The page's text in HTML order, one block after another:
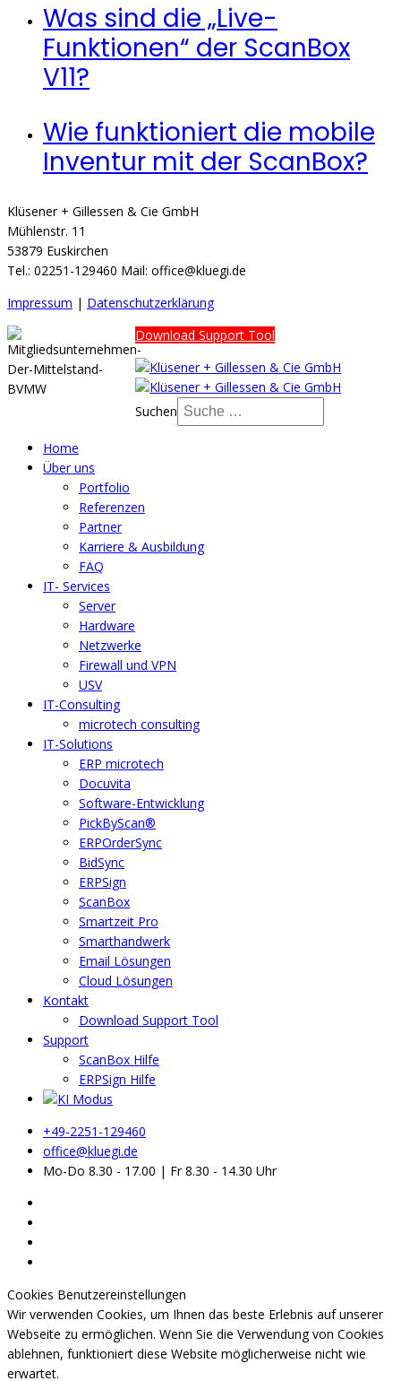
Was sind die „Live-
Funktionen“ der ScanBox
V11?
Wie funktioniert die mobile
Inventur mit der ScanBox?
Klüsener + Gillessen & Cie GmbH
Mühlenstr. 11
53879 Euskirchen
Tel.: 02251-129460 Mail: office@kluegi.de
Impressum | Datenschutzerklärung
Download Support Tool
Suchen
Home
Über uns
Portfolio
Referenzen
Partner
Karriere & Ausbildung
FAQ
IT- Services
Server
Hardware
Netzwerke
Firewall und VPN
USV
IT-Consulting
microtech consulting
IT-Solutions
ERP microtech
Docuvita
Software-Entwicklung
PickByScan®
ERPOrderSync
BidSync
ERPSign
ScanBox
Smartzeit Pro
Smarthandwerk
Email Lösungen
Cloud Lösungen
Kontakt
Download Support Tool
Support
ScanBox Hilfe
ERPSign Hilfe
+49-2251-129460
office@kluegi.de
Mo-Do 8.30 - 17.00 | Fr 8.30 - 14.30 Uhr
Cookies Benutzereinstellungen
Wir verwenden Cookies, um Ihnen das beste Erlebnis auf unserer
Webseite zu ermöglichen. Wenn Sie die Verwendung von Cookies
ablehnen, funktioniert diese Website möglicherweise nicht wie
erwartet.